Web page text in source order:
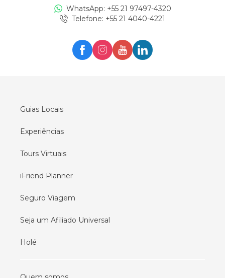
WhatsApp: +55 21 97497-4320
Telefone: +55 21 4040-4221
Guias Locais
Experiências
Tours Virtuais
iFriend Planner
Seguro Viagem
Seja um Afiliado Universal
Holé